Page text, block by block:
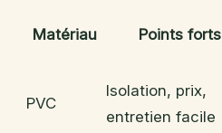
Matériau Points forts
PVC
Isolation, prix,
entretien facile